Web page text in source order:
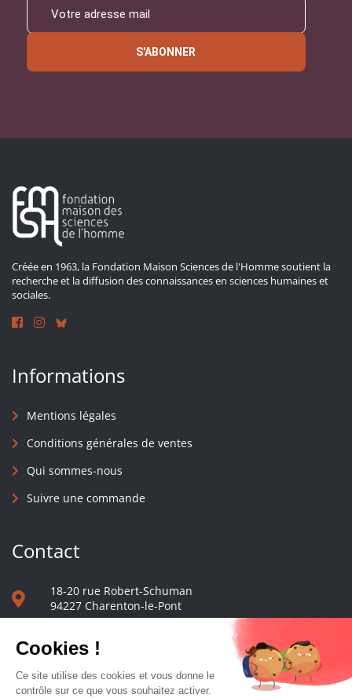
S'ABONNER
Créée en 1963, la Fondation Maison Sciences de l'Homme soutient la
recherche et la diffusion des connaissances en sciences humaines et
sociales.
Informations
Mentions légales
Conditions générales de ventes
Qui sommes-nous
Suivre une commande
Contact
18-20 rue Robert-Schuman
94227 Charenton-le-Pont